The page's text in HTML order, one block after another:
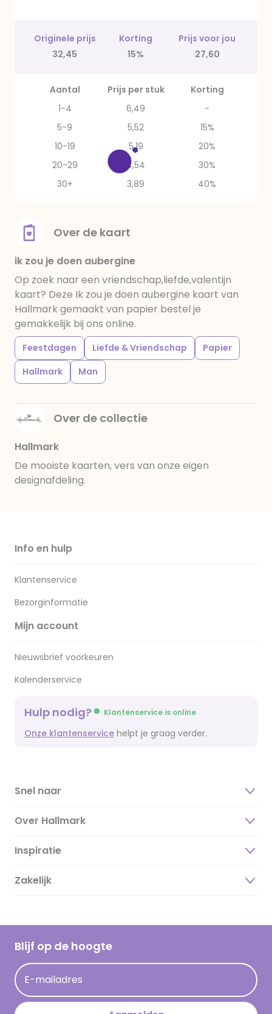
Originele prijs Korting
Prijs voor jou
32,45
15% 27,60
Aantal Prijs per stuk
Korting
1-4
6,49
-
5-9
5,52
15%
10-19
5,19
20%
20-29
4,54
30%
30+
3,89 40%
Over de kaart
ik zou je doen aubergine
Op zoek naar een vriendschap,liefde,valentijn
kaart? Deze Ik zou je doen aubergine kaart van
Hallmark gemaakt van papier bestel je
gemakkelijk bij ons online.
Feestdagen Liefde & Vriendschap
Papier
Hallmark
Man
Over de collectie
Hallmark
De mooiste kaarten, vers van onze eigen
designafdeling.
Info en hulp
Klantenservice
Bezorginformatie
Mijn account
Nieuwsbrief voorkeuren
Kalenderservice
Hulp nodig? Klantenservice is online
Onze klantenservice helpt je graag verder.
Snel naar
Over Hallmark
Over ons
Duurzaamheid
Hallmark Kaartclub
Acties
Persberichten
Hallmark en Kinderpostzegels
Inspiratie
Magazine
Cadeau inspiratie
Kaartinspiratie
Zakelijk
Blijf op de hoogte
E-mailadres